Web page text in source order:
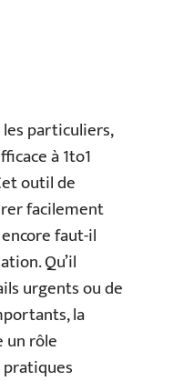
particuliers,
à 1to1
outil de
facilement
faut-il
Qu’il
urgents ou de
la
rôle